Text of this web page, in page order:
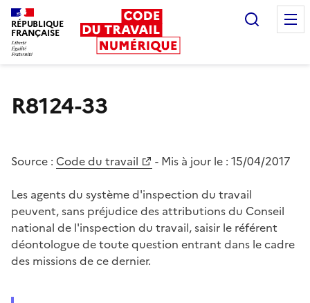
RÉPUBLIQUE
FRANÇAISE
R8124-33
Source : Code du travail - Mis à jour le : 15/04/2017
Les agents du système d'inspection du travail
peuvent, sans préjudice des attributions du Conseil
national de l'inspection du travail, saisir le référent
déontologue de toute question entrant dans le cadre
des missions de ce dernier.